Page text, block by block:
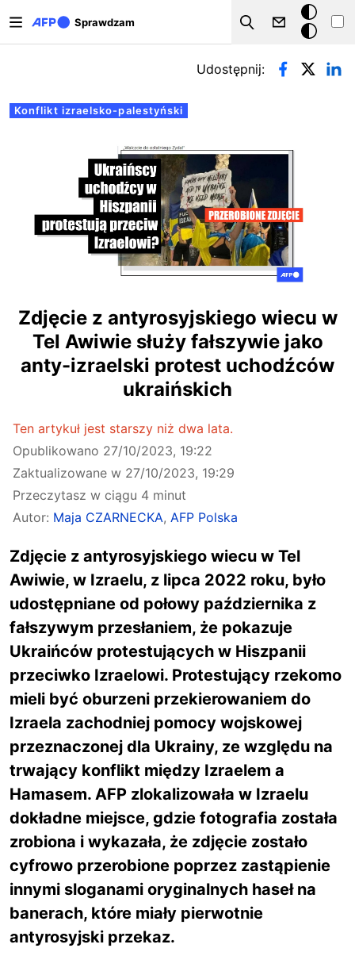
Sprawdzam
Szukaj
Tryb
ciemny
Zakładki podstawowe
Konflikt izraelsko-palestyński
Udostępnij:
Zdjęcie z antyrosyjskiego wiecu w
Tel Awiwie służy fałszywie jako
anty-izraelski protest uchodźców
ukraińskich
Ten artykuł jest starszy niż dwa lata.
Opublikowano 27/10/2023, 19:22
Zaktualizowane w 27/10/2023, 19:29
Przeczytasz w ciągu 4 minut
Autor: Maja CZARNECKA, AFP Polska
Zdjęcie z antyrosyjskiego wiecu w Tel
Awiwie, w Izraelu, z lipca 2022 roku, było
udostępniane od połowy października z
fałszywym przesłaniem, że pokazuje
Ukraińców protestujących w Hiszpanii
przeciwko Izraelowi. Protestujący rzekomo
mieli być oburzeni przekierowaniem do
Izraela zachodniej pomocy wojskowej
przeznaczonej dla Ukrainy, ze względu na
trwający konflikt między Izraelem a
Hamasem. AFP zlokalizowała w Izraelu
dokładne miejsce, gdzie fotografia została
zrobiona i wykazała, że zdjęcie zostało
cyfrowo przerobione poprzez zastąpienie
innymi sloganami oryginalnych haseł na
banerach, które miały pierwotnie
antyrosyjski przekaz.